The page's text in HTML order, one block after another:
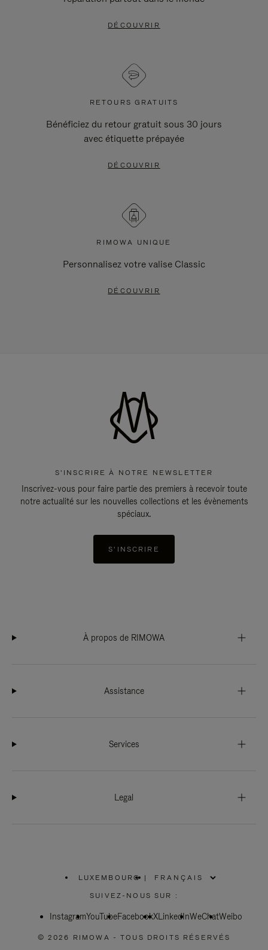
DÉCOUVRIR
RETOURS GRATUITS
Bénéficiez du retour gratuit sous 30 jours
avec étiquette prépayée
DÉCOUVRIR
RIMOWA UNIQUE
Personnalisez votre valise Classic
DÉCOUVRIR
S'INSCRIRE À NOTRE NEWSLETTER
Inscrivez-vous pour faire partie des premiers à recevoir toute
notre actualité sur les nouvelles collections et les évènements
spéciaux.
S'INSCRIRE
À propos de RIMOWA
Assistance
Services
Legal
LUXEMBOURG
SÉLECTIONNEZ
VOTRE
|
SUIVEZ-NOUS SUR :
InstagramYouTubeFacebookXLinkedInWeChatWeibo
© 2026 RIMOWA - TOUS DROITS RÉSERVÉS